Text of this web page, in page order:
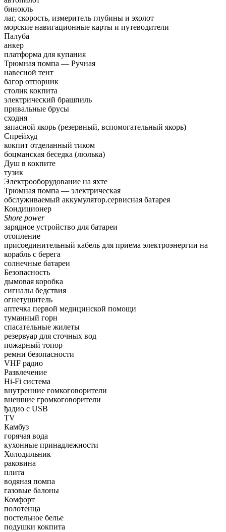
бинокль
лаг, скорость, измеритель глубины и эхолот
морские навигационные карты и путеводители
Палуба
анкер
платформа для купания
Трюмная помпа — Pучная
навесной тент
багор отпорник
столик кокпита
электрический брашпиль
привальные брусы
сходня
запасной якорь (резервный, вспомогательный якорь)
Спрейхуд
кокпит отделанный тиком
боцманская беседка (люлька)
Душ в кокпите
тузик
Электрооборудование на яхте
Трюмная помпа — электрическая
обслуживаемый аккумулятор.сервисная батарея
Кондиционер
Shore power
зарядное устройство для батареи
отопление
присоединительный кабель для приема электроэнергии на
корабль с берега
солнечные батареи
Безопасность
дымовая коробка
сигналы бедствия
огнетушитель
аптечка первой медицинской помощи
туманный горн
спасательные жилеты
резервуар для сточных вод
пожарный топор
ремни безопасности
VHF радио
Развлечение
Hi-Fi система
внутренние гомкоговорители
внешние громкоговорители
ђадио с USB
TV
Камбуз
горячая вода
кухонные принадлежности
Холодильник
раковина
плита
водяная помпа
газовые балоны
Комфорт
полотенца
постельное белье
подушки кокпита